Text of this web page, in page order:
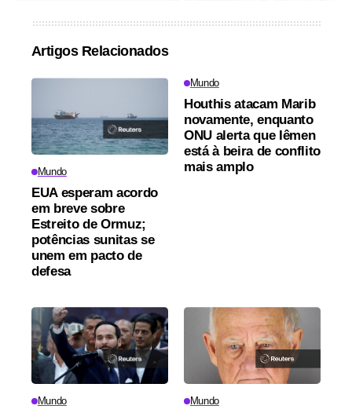
Artigos Relacionados
Mundo
EUA esperam acordo
em breve sobre
Estreito de Ormuz;
potências sunitas se
unem em pacto de
defesa
Mundo
Houthis atacam Marib
novamente, enquanto
ONU alerta que Iêmen
está à beira de conflito
mais amplo
Mundo Mundo